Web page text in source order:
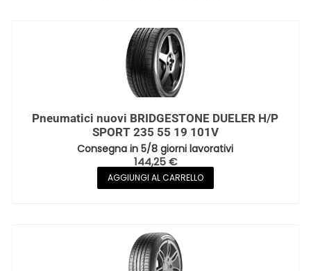
Pneumatici nuovi BRIDGESTONE DUELER H/P
SPORT 235 55 19 101V
Consegna in 5/8 giorni lavorativi
144,25€
AGGIUNGI AL CARRELLO